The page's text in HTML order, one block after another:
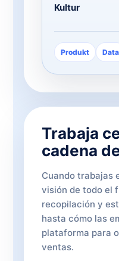
Kultur
Produkt Data
Trabaja
cadena
Cuando trabajas
visión de todo el
recopilación y
hasta cómo las
plataforma para
ventas.